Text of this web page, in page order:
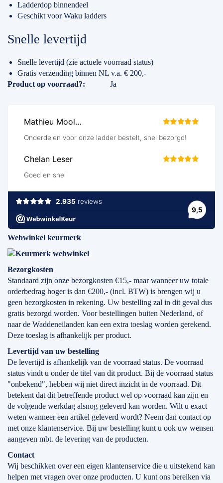
Ladderdop binnendeel
Geschikt voor Waku ladders
Snelle levertijd
Snelle levertijd (zie actuele voorraad status)
Gratis verzending binnen NL v.a. € 200,-
Specificaties
Product op voorraad? Ja
Webwinkel keurmerk
Bezorgkosten
Standaard zijn onze bezorgkosten €15,- maar wanneer uw totale
orderbedrag hoger is dan €200,- (incl. BTW) is brengen wij u
geen bezorgkosten in rekening. Uw bestelling zal in dit geval dus
gratis bezorgd worden. Voor bestellingen buiten Nederland, of
naar de Waddeneilanden kan een extra toeslag worden gerekend.
Deze toeslag is afhankelijk per product.
Levertijd van uw bestelling
De levertijd is afhankelijk van de voorraad status. De voorraad
status vindt u onder de titel van dit product. Bij de voorraad status
"onbekend", hebben wij niet direct inzicht in de voorraad. Dit
betekent dat dit betreffende product wel op voorraad kan zijn en
de volgende werkdag alsnog geleverd kan worden. Wilt u exact
weten wanneer een artikel geleverd wordt? Neem dan contact op
met onze klantenservice. Bij uw bestelling kunt u ook uw wensen
aangeven mbt. de levering van de producten.
Contact
Wij beschikken over een eigen klantenservice die u uitstekend kan
helpen met vragen over onze producten. U kunt ons bereiken via